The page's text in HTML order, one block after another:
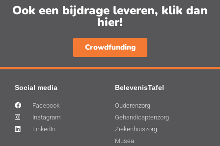
Ook een bijdrage leveren, klik dan
hier!
Crowdfunding
Social media
Facebook
Instagram
LinkedIn
BelevenisTafel
Ouderenzorg
Gehandicaptenzorg
Ziekenhuiszorg
Musea